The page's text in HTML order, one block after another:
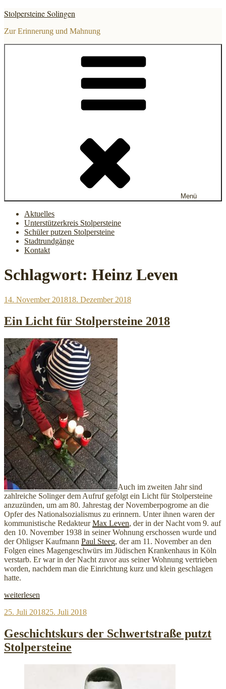
Zum
Inhalt
springen
Stolpersteine Solingen
Zur Erinnerung und Mahnung
Menü
Aktuelles
Unterstützerkreis Stolpersteine
Schüler putzen Stolpersteine
Stadtrundgänge
Kontakt
Schlagwort: Heinz Leven
Veröffentlicht
14. November 201818. Dezember 2018
Ein Licht für Stolpersteine 2018
Auch im zweiten Jahr sind
zahlreiche Solinger dem Aufruf gefolgt ein Licht für Stolpersteine
anzuzünden, um am 80. Jahrestag der Novemberpogrome an die
Opfer des Nationalsozialismus zu erinnern. Unter ihnen waren der
kommunistische RedakteurMax Leven, der in der Nacht vom 9. auf
den 10. November 1938 in seiner Wohnung erschossen wurde und
der Ohligser Kaufmann Paul Steeg, der am 11. November an den
Folgen eines Magengeschwürs im Jüdischen Krankenhaus in Köln
verstarb. Er war in der Nacht zuvor aus seiner Wohnung vertrieben
worden, nachdem man die Einrichtung kurz und klein geschlagen
hatte.
„Ein
für
2018“
weiterlesen
Veröffentlicht
25. Juli 201825. Juli 2018
Geschichtskurs der Schwertstraße putzt
Stolpersteine